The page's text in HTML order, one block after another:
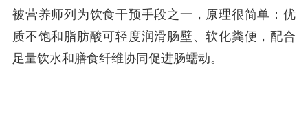
被营养师列为饮食干预手段之一，原理很简单：优
质不饱和脂肪酸可轻度润滑肠壁、软化粪便，配合
足量饮水和膳食纤维协同促进肠蠕动。